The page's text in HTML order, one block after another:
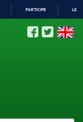
PARTICIPE